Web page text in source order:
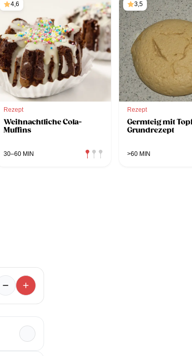
4,6
Rezept
Weihnachtliche Cola-
Muffins
30–60 MIN
3,5
Rezept
Germteig mit
Grundrezept
>60 MIN